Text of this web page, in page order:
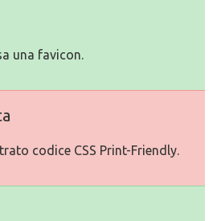
una favicon.
codice CSS Print-Friendly.